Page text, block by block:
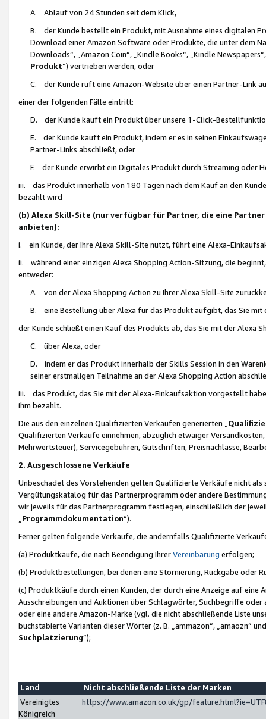
A. Ablauf von 24 Stunden seit dem Klick,
B. der Kunde bestellt ein Produkt, mit Ausnahme eines digitalen
Download einer Amazon Software oder Produkte, die unter dem
Downloads“, „Amazon Coin“, „Kindle Books“, „Kindle
Produkt“) vertrieben werden, oder
C. der Kunde ruft eine Amazon-Website über einen Partner-Link
einer der folgenden Fälle eintritt:
D. der Kunde kauft ein Produkt über unsere 1-Click-
E. der Kunde kauft ein Produkt, indem er es in seinen
Partner-Links abschließt, oder
F. der Kunde erwirbt ein Digitales Produkt durch Streaming oder
iii. das Produkt innerhalb von 180 Tagen nach dem Kauf an den
bezahlt wird
(b) Alexa Skill-Site (nur verfügbar für Partner, die eine
anbieten):
i. ein Kunde, der Ihre Alexa Skill-Site nutzt, führt eine Alexa-
ii. während einer einzigen Alexa Shopping Action-Sitzung, die
entweder:
A. von der Alexa Shopping Action zu Ihrer Alexa Skill-Site
B. eine Bestellung über Alexa für das Produkt aufgibt, das Sie mit
der Kunde schließt einen Kauf des Produkts ab, das Sie mit der Alexa
C. über Alexa, oder
D. indem er das Produkt innerhalb der Skills Session in den
seiner erstmaligen Teilnahme an der Alexa Shopping Action
iii. das Produkt, das Sie mit der Alexa-Einkaufsaktion vorgestellt
ihm bezahlt.
Die aus den einzelnen Qualifizierten Verkäufen generierten „
Qualifizierten Verkäufe einnehmen, abzüglich etwaiger
Mehrwertsteuer), Servicegebühren, Gutschriften, Preisnachlässe,
2. Ausgeschlossene Verkäufe
Unbeschadet des Vorstehenden gelten Qualifizierte Verkäufe nicht
Vergütungskatalog für das Partnerprogramm oder andere
wir jeweils für das Partnerprogramm festlegen, einschließlich der
Programmdokumentation“).
Ferner gelten folgende Verkäufe, die andernfalls Qualifizierte
(a) Produktkäufe, die nach Beendigung IhrerVereinbarung erfolgen;
(b) Produktbestellungen, bei denen eine Stornierung, Rückgabe oder
(c) Produktkäufe durch einen Kunden, der durch eine Anzeige auf
Ausschreibungen und Auktionen über Schlagwörter, Suchbegriffe
oder eine andere Amazon-Marke (vgl. die nicht abschließende Liste
buchstabierte Varianten dieser Wörter (z. B. „ammazon“, „amaozn“
Suchplatzierung”);
Land
Nicht abschließende Liste der Marken
Vereinigtes
Königreich
https://www.amazon.co.uk/gp/